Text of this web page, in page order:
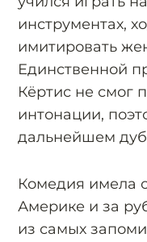
инструментах,
имитировать
Единственной
Кёртис не смог
интонации,
дальнейшем
Комедия имела
Америке и за
из самых